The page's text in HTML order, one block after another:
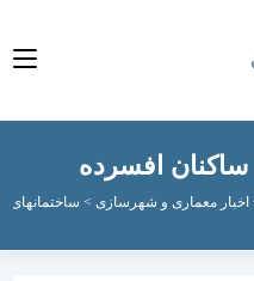
افسرده
و شهرسازی>ساختمان‏های بیروح،